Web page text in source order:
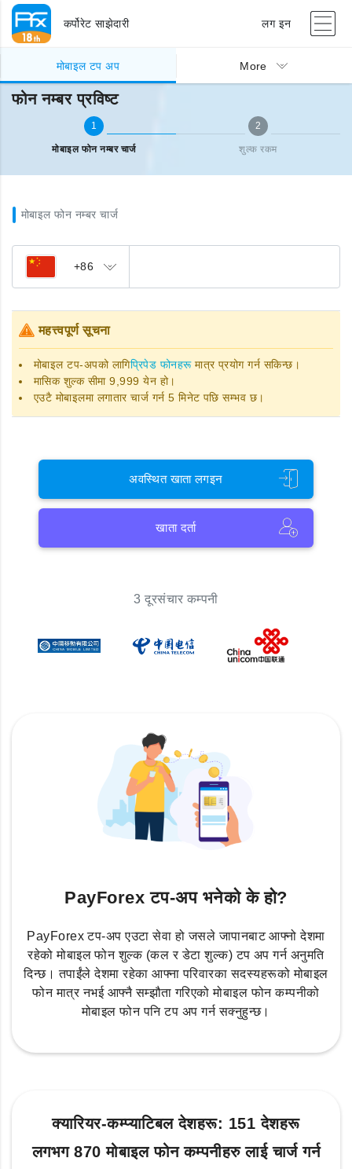
कर्पोरेट साझेदारी लग इन
मोबाइल टप अप More
मोबाइल टप अप फोन नम्बर प्रविष्ट
फोन नम्बर प्रविष्ट
1
मोबाइल फोन नम्बर चार्ज
2
शुल्क रकम
मोबाइल फोन नम्बर चार्ज
+86
महत्त्वपूर्ण सूचना
मोबाइल टप-अपको लागिप्रिपेड फोनहरूमात्र प्रयोग गर्न सकिन्छ।
मासिक शुल्क सीमा 9,999 येन हो।
एउटै मोबाइलमा लगातार चार्ज गर्न 5 मिनेट पछि सम्भव छ।
अवस्थित खाता लगइन
खाता दर्ता
3 दूरसंचार कम्पनी
PayForex टप-अप भनेको के हो?
PayForex टप-अप एउटा सेवा हो जसले जापानबाट आफ्नो देशमा
रहेको मोबाइल फोन शुल्क (कल र डेटा शुल्क) टप अप गर्न अनुमति
दिन्छ। तपाईंले देशमा रहेका आफ्ना परिवारका सदस्यहरूको मोबाइल
फोन मात्र नभई आफ्नै सम्झौता गरिएको मोबाइल फोन कम्पनीको
मोबाइल फोन पनि टप अप गर्न सक्नुहुन्छ।
क्यारियर-कम्प्याटिबल देशहरू: 151 देशहरू
लगभग 870 मोबाइल फोन कम्पनीहरु लाई चार्ज गर्न